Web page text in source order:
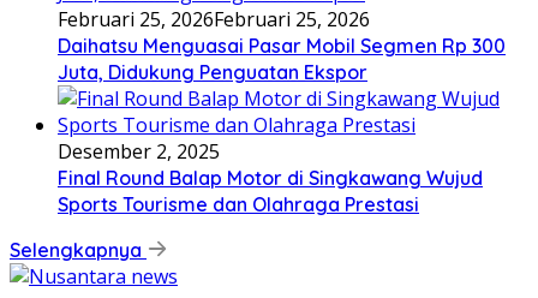
Februari 25, 2026Februari 25, 2026
Daihatsu Menguasai Pasar Mobil Segmen Rp 300
Juta, Didukung Penguatan Ekspor
Desember 2, 2025
Final Round Balap Motor di Singkawang Wujud
Sports Tourisme dan Olahraga Prestasi
Selengkapnya